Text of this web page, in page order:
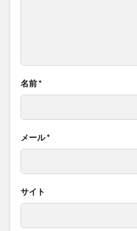
名前*
メール*
サイト